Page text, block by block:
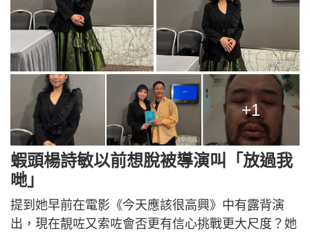
+1
蝦頭楊詩敏以前想脫被導演叫「放過我
哋」
提到她早前在電影《今天應該很高興》中有露背演
出，現在靚咗又索咗會否更有信心挑戰更大尺度？她